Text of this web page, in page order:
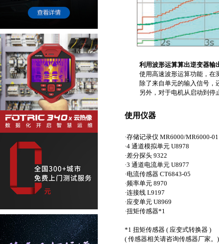
利用波形运算算出逆变器输
使用高速波形运算功能，在
除了来自单元的输入信号，
另外，对于电机从启动到停
使用仪器
·存储记录仪 MR6000/MR6000-01
·4 通道模拟单元 U8978
·差分探头 9322
·3 通道电流单元 U8977
·电流传感器 CT6843-05
·频率单元 8970
·连接线 L9197
·应变单元 U8969
·扭矩传感器*1
*1 扭矩传感器 ( 应变式转换器 )
( 传感器相关请咨询传感器厂家。)